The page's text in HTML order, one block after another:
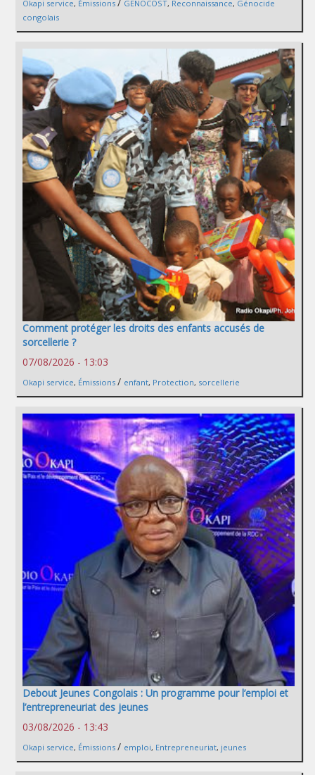
Okapi service, Émissions / GENOCOST, Reconnaissance, Génocide
congolais
Comment protéger les droits des enfants accusés de
sorcellerie ?
07/08/2026 - 13:03
Okapi service, Émissions / enfant, Protection, sorcellerie
Debout Jeunes Congolais : Un programme pour l’emploi et
l’entrepreneuriat des jeunes
03/08/2026 - 13:43
Okapi service, Émissions / emploi, Entrepreneuriat, jeunes